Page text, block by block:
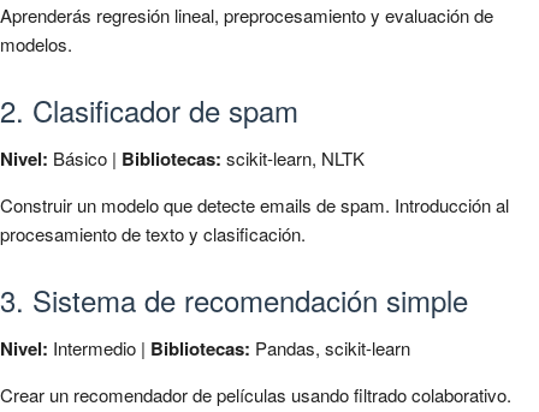
Aprenderás regresión lineal, preprocesamiento y evaluación de
modelos.
2. Clasificador de spam
Nivel: Básico | Bibliotecas: scikit-learn, NLTK
Construir un modelo que detecte emails de spam. Introducción al
procesamiento de texto y clasificación.
3. Sistema de recomendación simple
Nivel: Intermedio | Bibliotecas: Pandas, scikit-learn
Crear un recomendador de películas usando filtrado colaborativo.